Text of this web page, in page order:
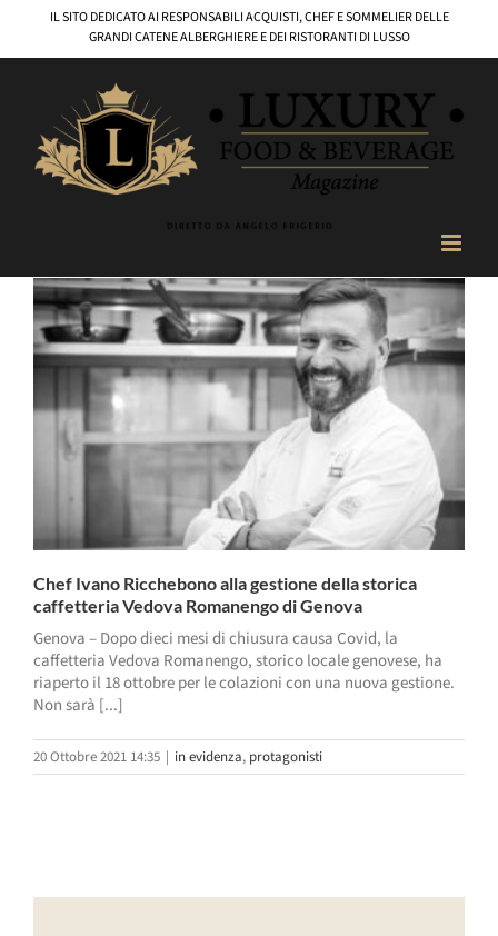
contenuto
IL SITO DEDICATO AI RESPONSABILI ACQUISTI, CHEF E SOMMELIER DELLE
GRANDI CATENE ALBERGHIERE E DEI RISTORANTI DI LUSSO
Chef Ivano Ricchebono alla gestione della storica
caffetteria Vedova Romanengo di Genova
Genova – Dopo dieci mesi di chiusura causa Covid, la
caffetteria Vedova Romanengo, storico locale genovese, ha
riaperto il 18 ottobre per le colazioni con una nuova gestione.
Non sarà [...]
20 Ottobre 2021 14:35 | in evidenza, protagonisti